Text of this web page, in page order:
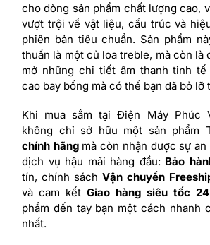
cho dòng sản phẩm chất lượng cao,
vượt trội về vật liệu, cấu trúc và
phiên bản tiêu chuẩn. Sản phẩm
thuần là một củ loa treble, mà còn là
mở những chi tiết âm thanh tinh
cao bay bổng mà có thể bạn đã bỏ lỡ
Khi mua sắm tại Điện Máy Phúc
không chỉ sở hữu một sản phẩm
chính hãngmà còn nhận được sự an
dịch vụ hậu mãi hàng đầu: Bảo
tín, chính sách Vận chuyển
và cam kết Giao hàng siêu tốc
phẩm đến tay bạn một cách nhanh
nhất.